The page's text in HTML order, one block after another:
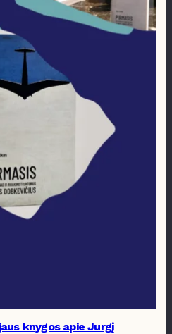
knygos apie Jurgį